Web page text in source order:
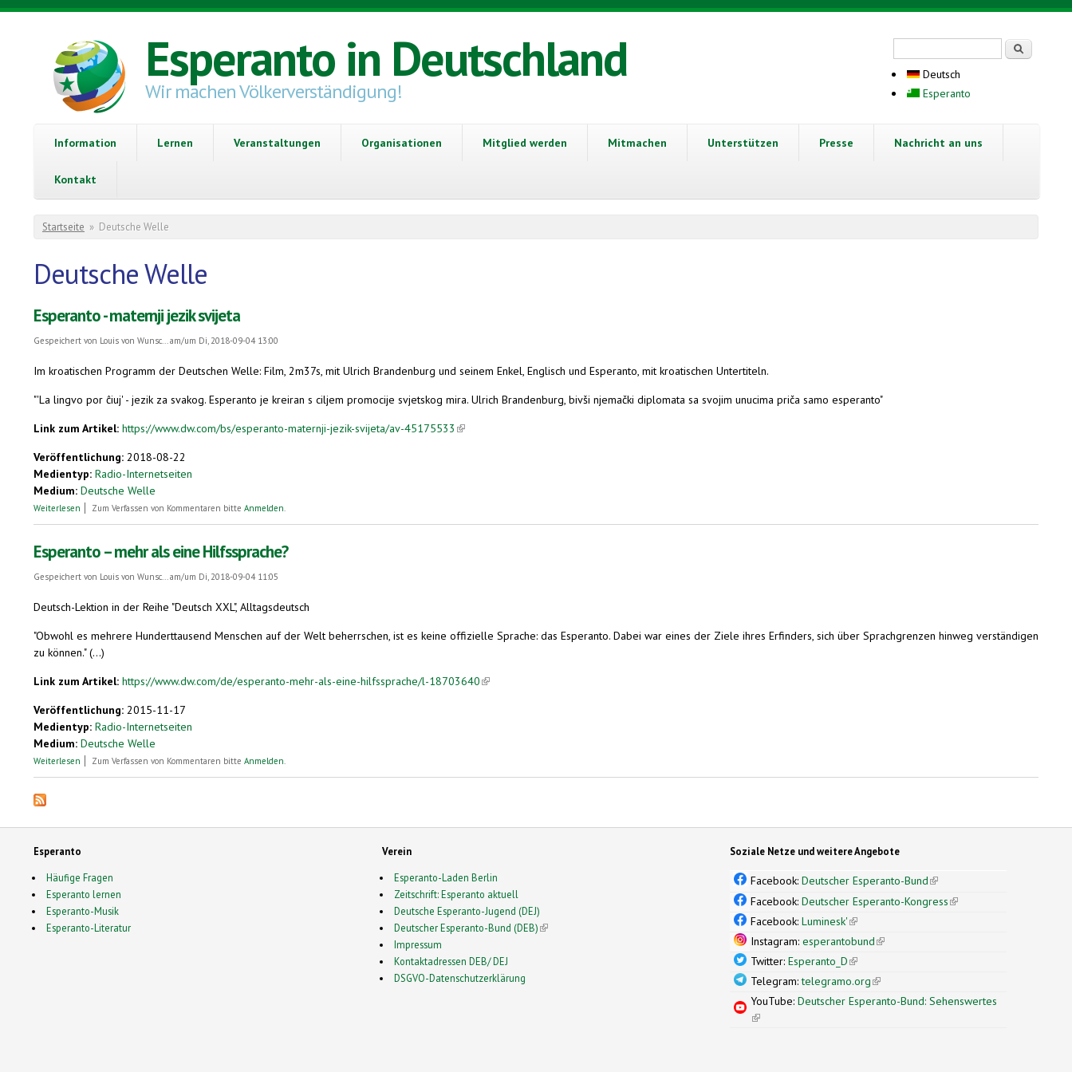
Direkt zum Inhalt
Esperanto in Deutschland
Wir machen Völkerverständigung!
Deutsch
Esperanto
Information Lernen Veranstaltungen Organisationen Mitglied werden Mitmachen Unterstützen Presse Nachricht an uns
Kontakt
Sie sind hier
Startseite » Deutsche Welle
Deutsche Welle
Esperanto - maternji jezik svijeta
Gespeichert von Louis von Wunsc...am/um Di, 2018-09-04 13:00
Im kroatischen Programm der Deutschen Welle: Film, 2m37s, mit Ulrich Brandenburg und seinem Enkel, Englisch und Esperanto, mit kroatischen Untertiteln.
"'La lingvo por ĉiuj' - jezik za svakog. Esperanto je kreiran s ciljem promocije svjetskog mira. Ulrich Brandenburg, bivši njemački diplomata sa svojim unucima priča samo esperanto"
Link zum Artikel: https://www.dw.com/bs/esperanto-maternji-jezik-svijeta/av-45175533 (link is external)
Veröffentlichung: 2018-08-22
Medientyp: Radio-Internetseiten
Medium: Deutsche Welle
Weiterlesen über Esperanto - maternji jezik svijeta
Zum Verfassen von Kommentaren bitte Anmelden.
Esperanto – mehr als eine Hilfssprache?
Gespeichert von Louis von Wunsc...am/um Di, 2018-09-04 11:05
Deutsch-Lektion in der Reihe "Deutsch XXL", Alltagsdeutsch
"Obwohl es mehrere Hunderttausend Menschen auf der Welt beherrschen, ist es keine offizielle Sprache: das Esperanto. Dabei war eines der Ziele ihres Erfinders, sich über Sprachgrenzen hinweg verständigen
zu können." (...)
Link zum Artikel: https://www.dw.com/de/esperanto-mehr-als-eine-hilfssprache/l-18703640(link is external)
Veröffentlichung: 2015-11-17
Medientyp: Radio-Internetseiten
Medium: Deutsche Welle
Weiterlesen über Esperanto – mehr als eine Hilfssprache?
Zum Verfassen von Kommentaren bitte Anmelden.
Esperanto
Häufige Fragen
Esperanto lernen
Esperanto-Musik
Esperanto-Literatur
Verein
Esperanto-Laden Berlin
Zeitschrift: Esperanto aktuell
Deutsche Esperanto-Jugend (DEJ)
Deutscher Esperanto-Bund (DEB)(link is external)
Impressum
Kontaktadressen DEB/ DEJ
DSGVO-Datenschutzerklärung
Soziale Netze und weitere Angebote
Facebook:Deutscher Esperanto-Bund(link is external)
Facebook:Deutscher Esperanto-Kongress(link is external)
Facebook:Luminesk'(link is external)
Instagram:esperantobund(link is external)
Twitter:Esperanto_D(link is external)
Telegram:telegramo.org(link is external)
YouTube:Deutscher Esperanto-Bund: Sehenswertes
(link is external)